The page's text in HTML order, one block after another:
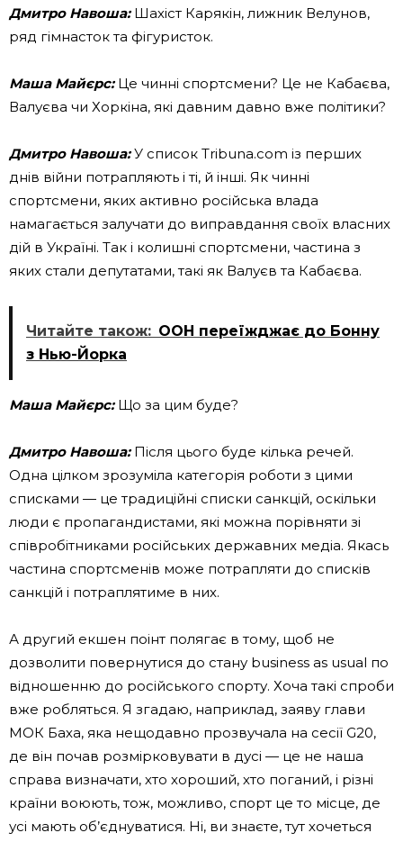
Дмитро Навоша: Шахіст Карякін, лижник Велунов,
ряд гімнасток та фігуристок.
Маша Майєрс: Це чинні спортсмени? Це не Кабаєва,
Валуєва чи Хоркіна, які давним давно вже політики?
Дмитро Навоша:У список Tribuna.com із перших
днів війни потрапляють і ті, й інші. Як чинні
спортсмени, яких активно російська влада
намагається залучати до виправдання своїх власних
дій в Україні. Так і колишні спортсмени, частина з
яких стали депутатами, такі як Валуєв та Кабаєва.
Читайте також: ООН переїжджає до Бонну
з Нью-Йорка
Маша Майєрс: Що за цим буде?
Дмитро Навоша:Після цього буде кілька речей.
Одна цілком зрозуміла категорія роботи з цими
списками — це традиційні списки санкцій, оскільки
люди є пропагандистами, які можна порівняти зі
співробітниками російських державних медіа. Якась
частина спортсменів може потрапляти до списків
санкцій і потраплятиме в них.
А другий екшен поінт полягає в тому, щоб не
дозволити повернутися до стану business as usual по
відношенню до російського спорту. Хоча такі спроби
вже робляться. Я згадаю, наприклад, заяву глави
МОК Баха, яка нещодавно прозвучала на сесії G20,
де він почав розмірковувати в дусі — це не наша
справа визначати, хто хороший, хто поганий, і різні
країни воюють, тож, можливо, спорт це то місце, де
усі мають об’єднуватися. Ні, ви знаєте, тут хочеться